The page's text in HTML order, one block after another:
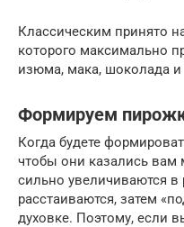
Классическим принято
которого максимально
изюма, мака, шоколада и
Формируем
Когда будете
чтобы они казались
сильно увеличиваются в
расстаиваются, затем
духовке. Поэтому, если